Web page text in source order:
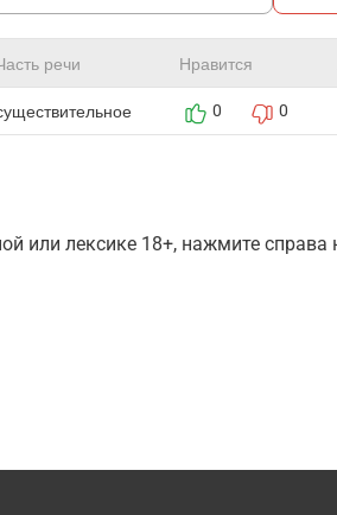
речи Нравится
0 0
или лексике 18+, нажмите справа